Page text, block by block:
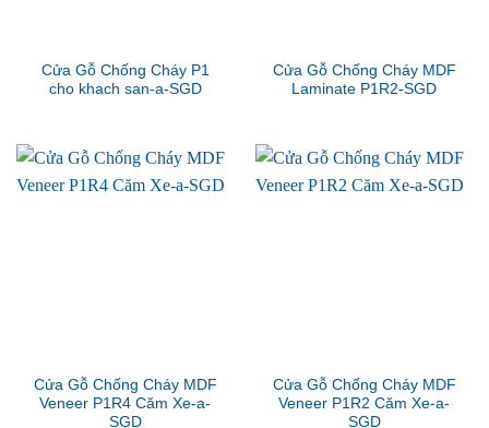
Cửa Gỗ Chống Cháy P1
cho khach san-a-SGD
Cửa Gỗ Chống Cháy MDF
Laminate P1R2-SGD
Cửa Gỗ Chống Cháy MDF
Veneer P1R4 Căm Xe-a-
SGD
Cửa Gỗ Chống Cháy MDF
Veneer P1R2 Căm Xe-a-
SGD